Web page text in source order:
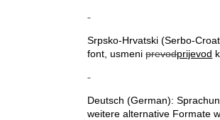
Srpsko-Hrvatski (Serbo-
font, usmeniprevodprijevod
Deutsch (German):
weitere alternative Formate